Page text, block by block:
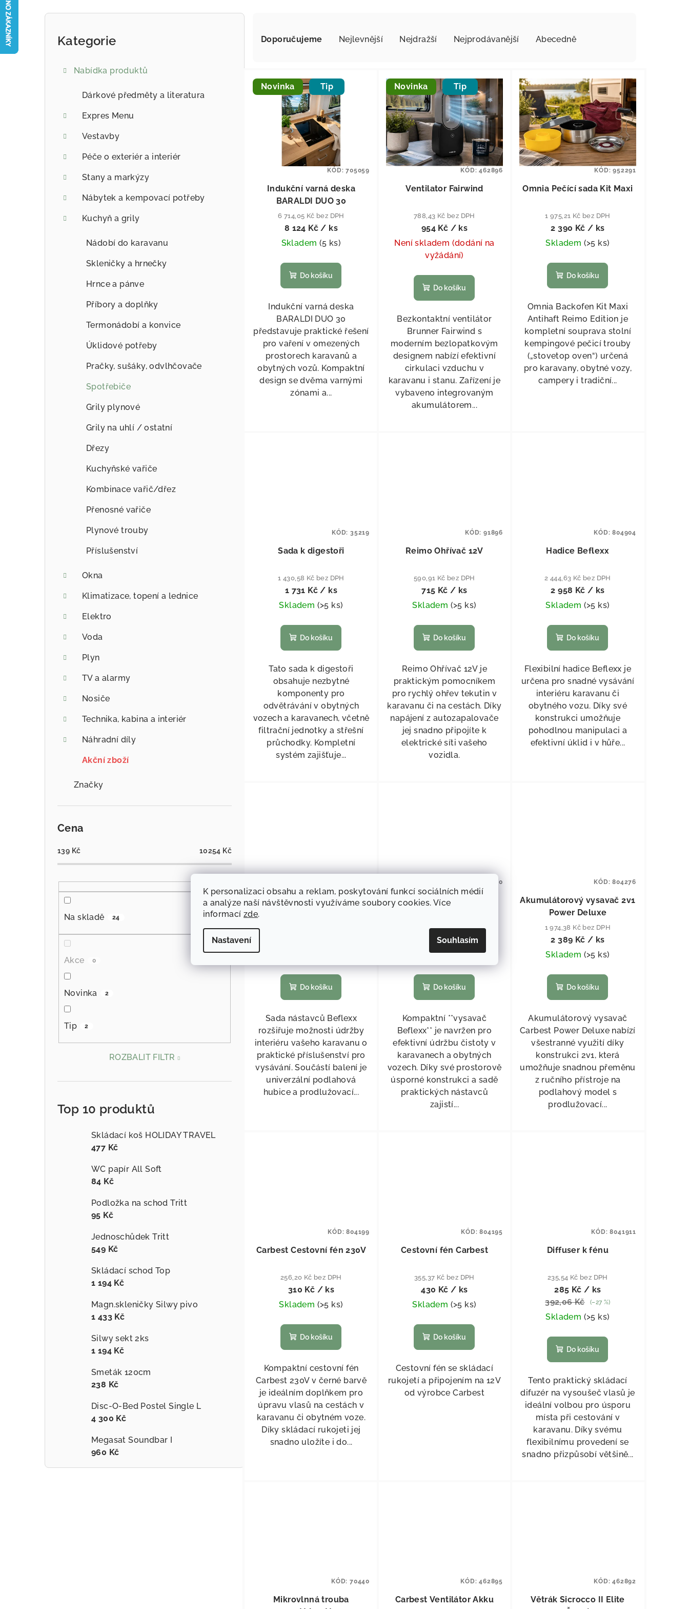
K personalizaci obsahu a reklam, poskytování funkcí sociálních médií
a analýze naší návštěvnosti využíváme soubory cookies. Více
informacízde.
Nastavení Souhlasím
Postranní panel
Přeskočit kategorie
Kategorie
Nabídka produktů
Dárkové předměty a literatura
Expres Menu
Vestavby
Péče o exteriér a interiér
Stany a markýzy
Nábytek a kempovací potřeby
Kuchyň a grily
Nádobí do karavanu
Skleničky a hrnečky
Hrnce a pánve
Příbory a doplňky
Termonádobí a konvice
Úklidové potřeby
Pračky, sušáky, odvlhčovače
Spotřebiče
Grily plynové
Grily na uhlí / ostatní
Dřezy
Kuchyňské vařiče
Kombinace vařič/dřez
Přenosné vařiče
Plynové trouby
Příslušenství
Okna
Klimatizace, topení a lednice
Elektro
Voda
Plyn
TV a alarmy
Nosiče
Technika, kabina a interiér
Náhradní díly
Akční zboží
Značky
Cena
139 Kč 10254 Kč
Na skladě 24
Akce 0
Novinka 2
Tip 2
ROZBALIT FILTR
Top 10 produktů
Skládací koš HOLIDAY TRAVEL
477 Kč
WC papír All Soft
84 Kč
Podložka na schod Tritt
95 Kč
Jednoschůdek Tritt
549 Kč
Skládací schod Top
1 194 Kč
Magn.skleničky Silwy pivo
1 433 Kč
Silwy sekt 2ks
1 194 Kč
Smeták 120cm
238 Kč
Disc-O-Bed Postel Single L
4 300 Kč
Megasat Soundbar I
960 Kč
Doporučujeme Nejlevnější Nejdražší Nejprodávanější Abecedně
Výpis produktů
Novinka Tip
Indukční varná deska
BARALDI DUO 30
6 714,05 Kč bez DPH
8 124 Kč/ ks
Skladem (5 ks)
Do košíku
Indukční varná deska
BARALDI DUO 30
představuje praktické řešení
pro vaření v omezených
prostorech karavanů a
obytných vozů. Kompaktní
design se dvěma varnými
zónami a...
KÓD:705059
Novinka Tip
Ventilator Fairwind
788,43 Kč bez DPH
954 Kč / ks
Není skladem (dodání na
vyžádání)
Do košíku
Bezkontaktní ventilátor
Brunner Fairwind s
moderním bezlopatkovým
designem nabízí efektivní
cirkulaci vzduchu v
karavanu i stanu. Zařízení je
vybaveno integrovaným
akumulátorem...
KÓD:462896
Omnia Pečící sada Kit Maxi
1 975,21 Kč bez DPH
2 390 Kč / ks
Skladem (>5 ks)
Do košíku
Omnia Backofen Kit Maxi
Antihaft Reimo Edition je
kompletní souprava stolní
kempingové pečicí trouby
(„stovetop oven“) určená
pro karavany, obytné vozy,
campery i tradiční...
KÓD:952291
Sada k digestoři
1 430,58 Kč bez DPH
1 731 Kč / ks
Skladem (>5 ks)
Do košíku
Tato sada k digestoři
obsahuje nezbytné
komponenty pro
odvětrávání v obytných
vozech a karavanech, včetně
filtrační jednotky a střešní
průchodky. Kompletní
systém zajišťuje...
KÓD: 35219
Reimo Ohřívač 12V
590,91 Kč bez DPH
715 Kč / ks
Skladem (>5 ks)
Do košíku
Reimo Ohřívač 12V je
praktickým pomocníkem
pro rychlý ohřev tekutin v
karavanu či na cestách. Díky
napájení z autozapalovače
jej snadno připojíte k
elektrické síti vašeho
vozidla.
KÓD: 91896
Hadice Beflexx
2 444,63 Kč bez DPH
2 958 Kč / ks
Skladem (>5 ks)
Do košíku
Flexibilní hadice Beflexx je
určena pro snadné vysávání
interiéru karavanu či
obytného vozu. Díky své
konstrukci umožňuje
pohodlnou manipulaci a
efektivní úklid i v hůře...
KÓD:804904
Sada nástavců Beflexx
Do košíku
Sada nástavců Beflexx
rozšiřuje možnosti údržby
interiéru vašeho karavanu o
praktické příslušenství pro
vysávání. Součástí balení je
univerzální podlahová
hubice a prodlužovací...
Vysavač Beflexx 230V
7 229,75 Kč bez DPH
8 748 Kč/ ks
Skladem(4 ks)
Do košíku
Kompaktní **vysavač
Beflexx** je navržen pro
efektivní údržbu čistoty v
karavanech a obytných
vozech. Díky své prostorově
úsporné konstrukci a sadě
praktických nástavců
zajistí...
80490
Akumulátorový vysavač 2v1
Power Deluxe
1 974,38 Kč bez DPH
2 389 Kč / ks
Skladem (>5 ks)
Do košíku
Akumulátorový vysavač
Carbest Power Deluxe nabízí
všestranné využití díky
konstrukci 2v1, která
umožňuje snadnou přeměnu
z ručního přístroje na
podlahový model s
prodlužovací...
KÓD:804276
Carbest Cestovní fén 230V
256,20 Kč bez DPH
310 Kč / ks
Skladem (>5 ks)
Do košíku
Kompaktní cestovní fén
Carbest 230V v černé barvě
je ideálním doplňkem pro
úpravu vlasů na cestách v
karavanu či obytném voze.
Díky skládací rukojeti jej
snadno uložíte i do...
KÓD:804199
Cestovní fén Carbest
355,37 Kč bez DPH
430 Kč / ks
Skladem (>5 ks)
Do košíku
Cestovní fén se skládací
rukojetí a připojením na 12V
od výrobce Carbest
KÓD:804195
Diffuser k fénu
235,54 Kč bez DPH
285 Kč / ks
392,06 Kč
(–27 %)
Skladem (>5 ks)
Do košíku
Tento praktický skládací
difuzér na vysoušeč vlasů je
ideální volbou pro úsporu
místa při cestování v
karavanu. Díky svému
flexibilnímu provedení se
snadno přizpůsobí většině...
KÓD:8041911
Mikrovlnná trouba
KÓD: 70440
Carbest Ventilátor Akku
KÓD:462895
Větrák Sicrocco II Elite
KÓD:462892